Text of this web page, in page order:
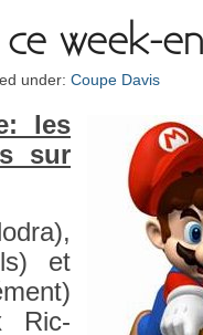
ce week-
under: Coupe Davis
les
sur
et
Ric­